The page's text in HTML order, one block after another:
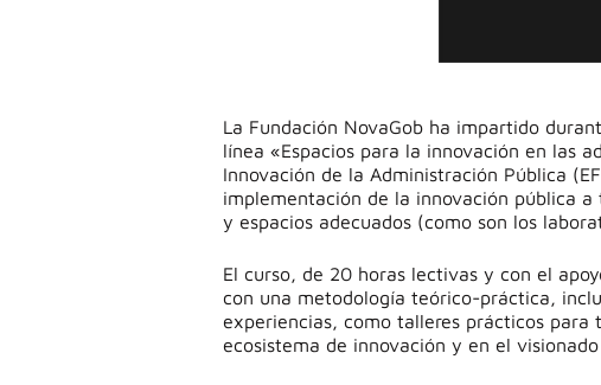
La Fundación NovaGob ha impartido
línea «Espacios para la innovación en las
Innovación de la Administración Pública
implementación de la innovación pública
y espacios adecuados (como son los
El curso, de 20 horas lectivas y con el
con una metodología teórico-práctica,
experiencias, como talleres prácticos
ecosistema de innovación y en el